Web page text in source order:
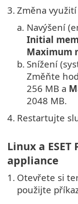
3. Změna
a. Navýšení
Initial
Maximum
b. Snížení
Změňte
256 MB a
2048 MB.
4. Restartujte
Linux a ESET
appliance
1. Otevřete si
použijte